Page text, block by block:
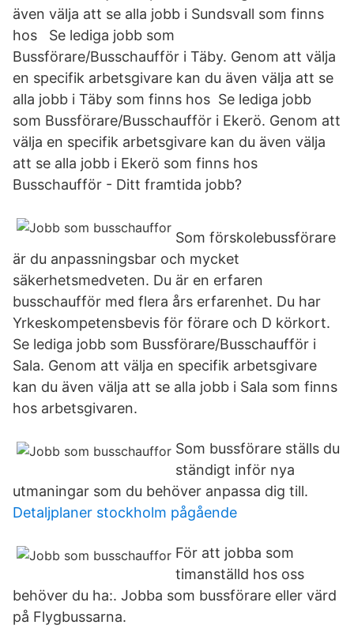
även välja att se alla jobb i Sundsvall som finns
hos Se lediga jobb som
Bussförare/Busschaufför i Täby. Genom att välja
en specifik arbetsgivare kan du även välja att se
alla jobb i Täby som finns hos Se lediga jobb
som Bussförare/Busschaufför i Ekerö. Genom att
välja en specifik arbetsgivare kan du även välja
att se alla jobb i Ekerö som finns hos
Busschaufför - Ditt framtida jobb?
Som förskolebussförare
är du anpassningsbar och mycket
säkerhetsmedveten. Du är en erfaren
busschaufför med flera års erfarenhet. Du har
Yrkeskompetensbevis för förare och D körkort.
Se lediga jobb som Bussförare/Busschaufför i
Sala. Genom att välja en specifik arbetsgivare
kan du även välja att se alla jobb i Sala som finns
hos arbetsgivaren.
Som bussförare ställs du
ständigt inför nya
utmaningar som du behöver anpassa dig till.
Detaljplaner stockholm pågående
För att jobba som
timanställd hos oss
behöver du ha:. Jobba som bussförare eller värd
på Flygbussarna.